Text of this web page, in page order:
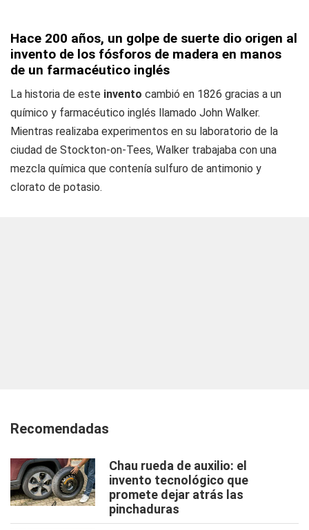
Hace 200 años, un golpe de suerte dio origen al
invento de los fósforos de madera en manos
de un farmacéutico inglés
La historia de este invento cambió en 1826 gracias a un
químico y farmacéutico inglés llamado John Walker.
Mientras realizaba experimentos en su laboratorio de la
ciudad de Stockton-on-Tees, Walker trabajaba con una
mezcla química que contenía sulfuro de antimonio y
clorato de potasio.
Recomendadas
Chau rueda de auxilio: el
invento tecnológico que
promete dejar atrás las
pinchaduras